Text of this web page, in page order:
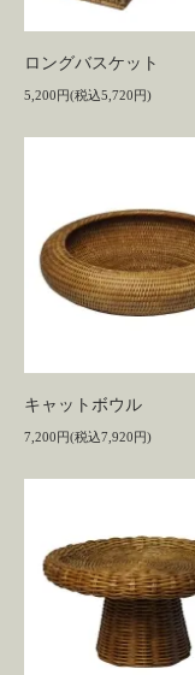
ロングバスケット
5,200円(税込5,720円)
キャットボウル
7,200円(税込7,920円)